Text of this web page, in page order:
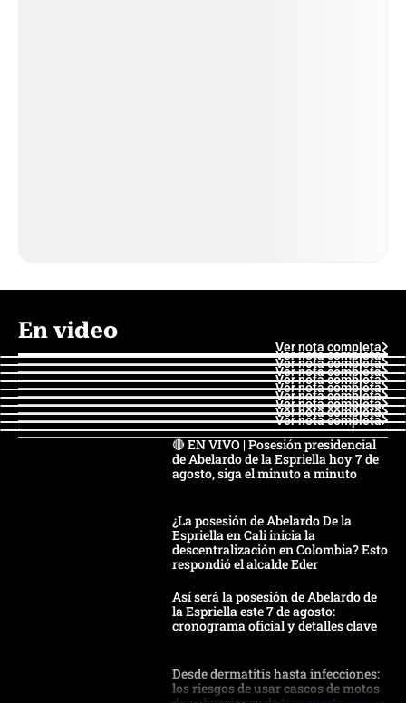
En video
Ver nota completa
Ver nota completa
Ver nota completa
Ver nota completa
Ver nota completa
Ver nota completa
Ver nota completa
Ver nota completa
Ver nota completa
Ver nota completa
🔴 EN VIVO | Posesión presidencial
de Abelardo de la Espriella hoy 7 de
agosto, siga el minuto a minuto
¿La posesión de Abelardo De la
Espriella en Cali inicia la
descentralización en Colombia? Esto
respondió el alcalde Eder
Así será la posesión de Abelardo de
la Espriella este 7 de agosto:
cronograma oficial y detalles clave
Desde dermatitis hasta infecciones:
los riesgos de usar cascos de motos